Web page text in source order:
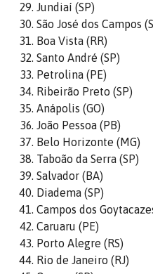
Jundiaí (SP)
São José dos Campos
Boa Vista (RR)
Santo André (SP)
Petrolina (PE)
Ribeirão Preto (SP)
Anápolis (GO)
João Pessoa (PB)
Belo Horizonte (MG)
Taboão da Serra (SP)
Salvador (BA)
Diadema (SP)
Campos dos
Caruaru (PE)
Porto Alegre (RS)
Rio de Janeiro (RJ)